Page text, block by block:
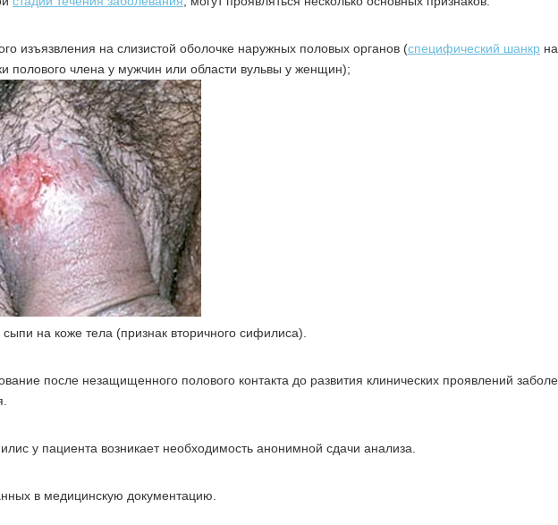
изъязвления на слизистой оболочке наружных половых органов (специфический шанкр на
полового члена у мужчин или области вульвы у женщин);
на коже тела (признак вторичного сифилиса).
после незащищенного полового контакта до развития клинических проявлений
у пациента возникает необходимость анонимной сдачи анализа.
в медицинскую документацию.